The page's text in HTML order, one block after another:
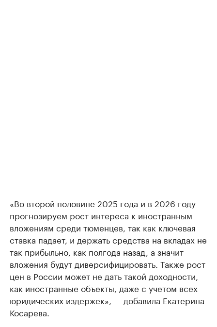
«Во второй половине 2025 года и в 2026 году
прогнозируем рост интереса к иностранным
вложениям среди тюменцев, так как ключевая
ставка падает, и держать средства на вкладах не
так прибыльно, как полгода назад, а значит
вложения будут диверсифицировать. Также рост
цен в России может не дать такой доходности,
как иностранные объекты, даже с учетом всех
юридических издержек», — добавила Екатерина
Косарева.